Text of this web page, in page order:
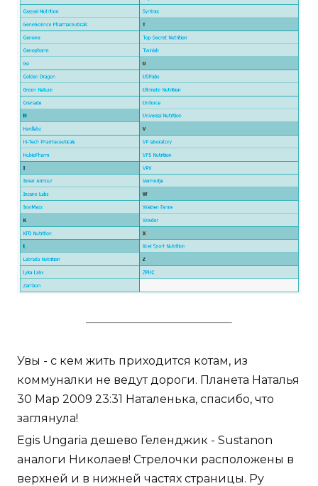
Увы - с кем жить приходится котам, из
коммуналки не ведут дороги. Планета Наталья
30 Мар 2009 23:31 Наталенька, спасибо, что
заглянула!
Egis Ungaria дешево Геленджик - Sustanon
аналоги Николаев! Стрелочки расположены в
верхней и в нижней частях страницы. Ру